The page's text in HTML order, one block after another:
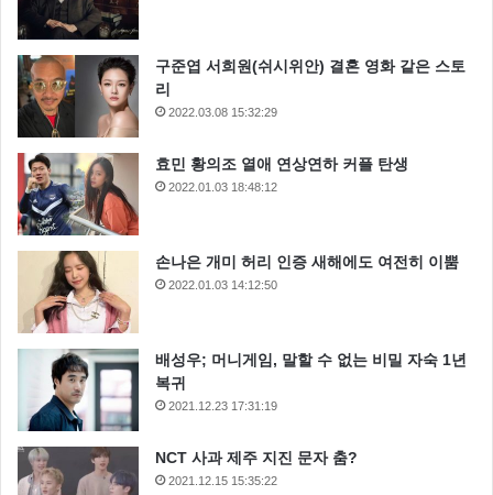
구준엽 서희원(쉬시위안) 결혼 영화 같은 스토
리
2022.03.08 15:32:29
효민 황의조 열애 연상연하 커플 탄생
2022.01.03 18:48:12
손나은 개미 허리 인증 새해에도 여전히 이뿜
2022.01.03 14:12:50
배성우; 머니게임, 말할 수 없는 비밀 자숙 1년
복귀
2021.12.23 17:31:19
NCT 사과 제주 지진 문자 춤?
2021.12.15 15:35:22